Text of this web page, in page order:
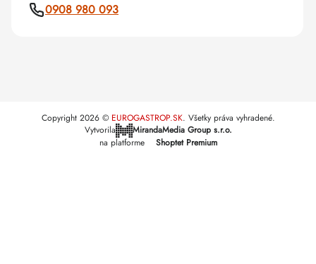
0908 980 093
Vytvorila
MirandaMedia Group s.r.o.
na platforme
Shoptet Premium
Copyright 2026 EUROGASTROP.SK. Všetky práva vyhradené.